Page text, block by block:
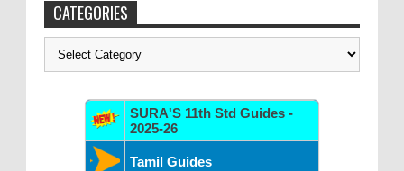
CATEGORIES
Categories
SURA'S 11th Std Guides -
2025-26
Tamil Guides